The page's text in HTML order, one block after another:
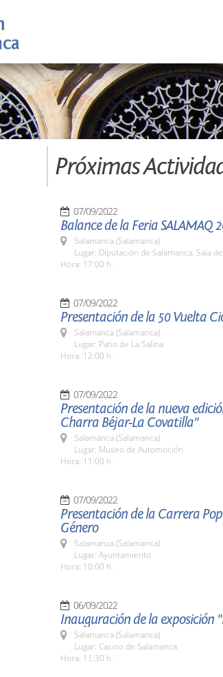
Próximas
07/09/2022
Balance de la Feria SALAMAQ
Salamanca (Salamanca)
Lugar: Diputación de Salamanca. Sala
Hora: 17:00 h.
07/09/2022
Presentación de la 50 Vuelta
Salamanca (Salamanca)
Lugar: Patio de La Salina
Hora: 12:00 h.
07/09/2022
Presentación de la nueva
Charra Béjar-La Covatilla"
Salamanca (Salamanca)
Lugar: Museo de Automoción
Hora: 11:00 h.
07/09/2022
Presentación de la Carrera
Género
Salamanca (Salamanca)
Lugar: Ayuntamiento
Hora: 10:00 h.
06/09/2022
Inauguración de la exposición
Salamanca (Salamanca)
Lugar: Casino de Salamanca
Hora: 11:30 h.